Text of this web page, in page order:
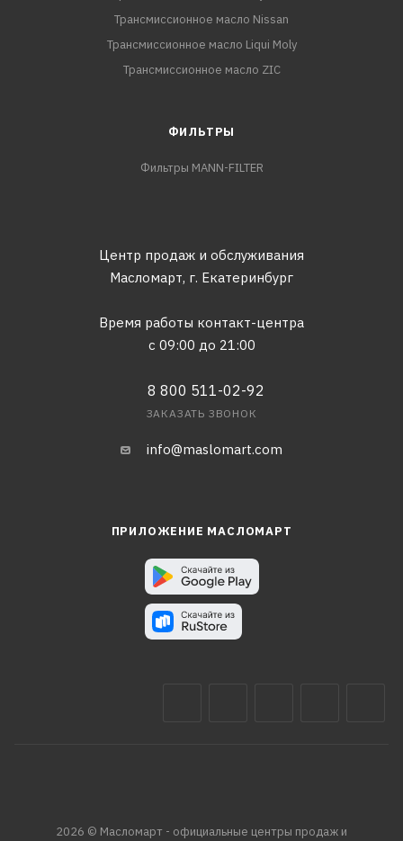
Трансмиссионное масло Nissan
Трансмиссионное масло Liqui Moly
Трансмиссионное масло ZIC
ФИЛЬТРЫ
Фильтры MANN-FILTER
Центр продаж и обслуживания
Масломарт, г. Екатеринбург
Время работы контакт-центра
с 09:00 до 21:00
8 800 511-02-92
ЗАКАЗАТЬ ЗВОНОК
info@maslomart.com
ПРИЛОЖЕНИЕ МАСЛОМАРТ
2026 © Масломарт - официальные центры продаж и